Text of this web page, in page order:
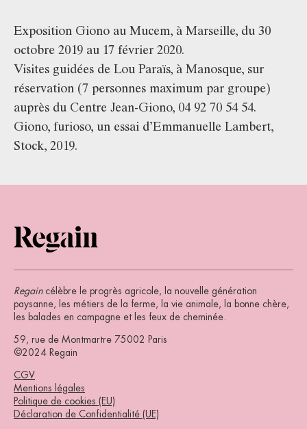
Exposition Giono au Mucem, à Marseille, du 30
octobre 2019 au 17 février 2020.
Visites guidées de Lou Paraïs, à Manosque, sur
réservation (7 personnes maximum par groupe)
auprès du Centre Jean-Giono, 04 92 70 54 54.
Giono, furioso, un essai d’Emmanuelle Lambert,
Stock, 2019.
Regaincélèbre le progrès agricole, la nouvelle génération
paysanne, les métiers de la ferme, la vie animale, la bonne chère,
les balades en campagne et les feux de cheminée.
59, rue de Montmartre 75002 Paris
©2024 Regain
CGV
Mentions légales
Politique de cookies (EU)
Déclaration de Confidentialité (UE)